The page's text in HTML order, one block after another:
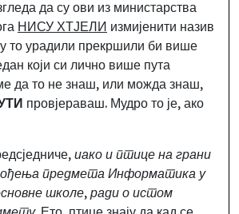
да су ови из министарства
НИСУ ХТЈЕЛИ измијенити назив
то урадили прекршили би више
који си лично више пута
да то не знаш, или можда знаш,
провјераваш. Мудро то је, ако
иако и птице на грани
предмета Информатика у
школе, ради о истом